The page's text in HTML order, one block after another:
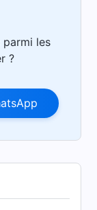
parmi les
?